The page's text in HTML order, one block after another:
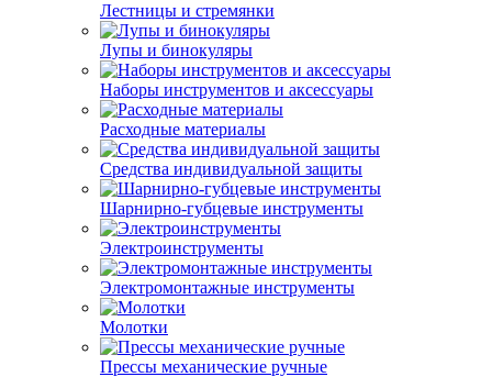
Лестницы и стремянки
Лупы и бинокуляры
Наборы инструментов и аксессуары
Расходные материалы
Средства индивидуальной защиты
Шарнирно-губцевые инструменты
Электроинструменты
Электромонтажные инструменты
Молотки
Прессы механические ручные